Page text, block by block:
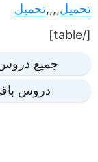
تحميل,,,,تحميل
[/table]
جميع دروس
دروس